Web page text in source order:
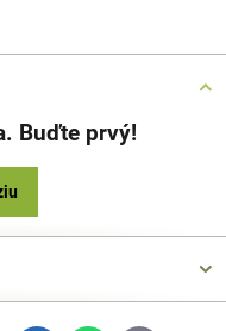
Buďte prvý!